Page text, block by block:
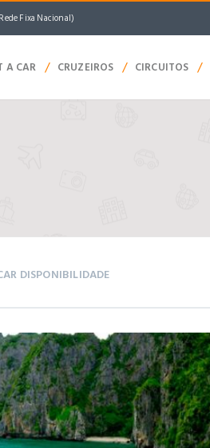
Fixa Nacional)
A CAR / CRUZEIROS / CIRCUITOS /
DISPONIBILIDADE